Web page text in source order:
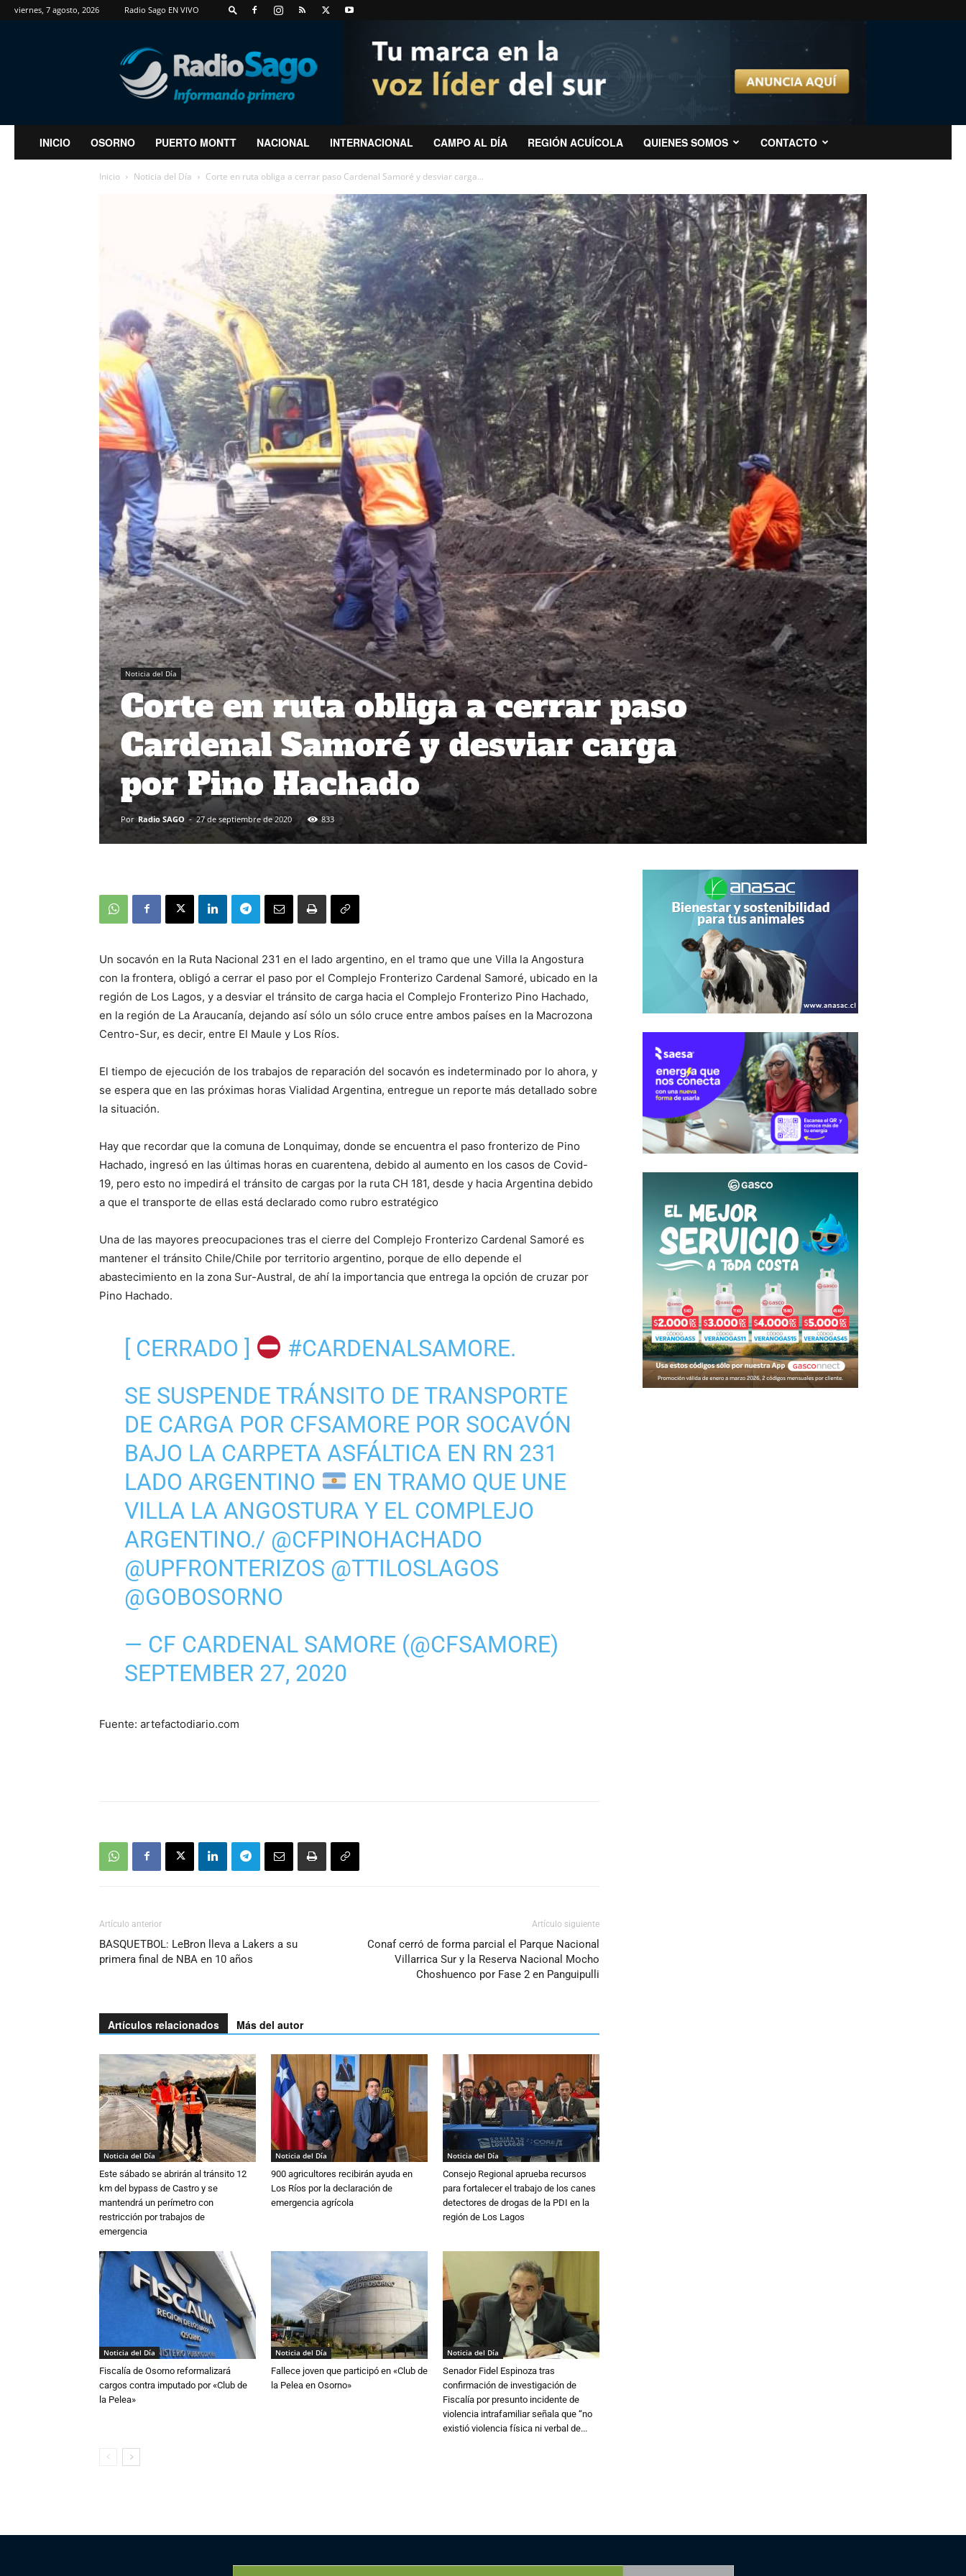
viernes, 7 agosto, 2026 Radio Sago EN VIVO
RadioSago
INICIO OSORNO PUERTO MONTT NACIONAL INTERNACIONAL CAMPO AL DÍA REGIÓN ACUÍCOLA QUIENES SOMOS CONTACTO
Inicio Noticia del Día Corte en ruta obliga a cerrar paso Cardenal Samoré y desviar carga...
Noticia del Día
Corte en ruta obliga a cerrar paso
Cardenal Samoré y desviar carga
por Pino Hachado
Por Radio SAGO - 27 de septiembre de 2020 833
Un socavón en la Ruta Nacional 231 en el lado argentino, en el tramo que une Villa la Angostura
con la frontera, obligó a cerrar el paso por el Complejo Fronterizo Cardenal Samoré, ubicado en la
región de Los Lagos, y a desviar el tránsito de carga hacia el Complejo Fronterizo Pino Hachado,
en la región de La Araucanía, dejando así sólo un sólo cruce entre ambos países en la Macrozona
Centro-Sur, es decir, entre El Maule y Los Ríos.
El tiempo de ejecución de los trabajos de reparación del socavón es indeterminado por lo ahora, y
se espera que en las próximas horas Vialidad Argentina, entregue un reporte más detallado sobre
la situación.
Hay que recordar que la comuna de Lonquimay, donde se encuentra el paso fronterizo de Pino
Hachado, ingresó en las últimas horas en cuarentena, debido al aumento en los casos de Covid-
19, pero esto no impedirá el tránsito de cargas por la ruta CH 181, desde y hacia Argentina debido
a que el transporte de ellas está declarado como rubro estratégico
Una de las mayores preocupaciones tras el cierre del Complejo Fronterizo Cardenal Samoré es
mantener el tránsito Chile/Chile por territorio argentino, porque de ello depende el
abastecimiento en la zona Sur-Austral, de ahí la importancia que entrega la opción de cruzar por
Pino Hachado.
[ CERRADO ] #CARDENALSAMORE.
SE SUSPENDE TRÁNSITO DE TRANSPORTE
DE CARGA POR CFSAMORE POR SOCAVÓN
BAJO LA CARPETA ASFÁLTICA EN RN 231
LADO ARGENTINO
EN TRAMO QUE UNE
VILLA LA ANGOSTURA Y EL COMPLEJO
ARGENTINO./ @CFPINOHACHADO
@UPFRONTERIZOS @TTILOSLAGOS
@GOBOSORNO
— CF CARDENAL SAMORE (@CFSAMORE)
SEPTEMBER 27, 2020
Fuente: artefactodiario.com
Artículo anterior
BASQUETBOL: LeBron lleva a Lakers a su
primera final de NBA en 10 años
Artículo siguiente
Conaf cerró de forma parcial el Parque Nacional
Villarrica Sur y la Reserva Nacional Mocho
Choshuenco por Fase 2 en Panguipulli
Artículos relacionados Más del autor
Noticia del Día
Este sábado se abrirán al tránsito 12
km del bypass de Castro y se
mantendrá un perímetro con
restricción por trabajos de
emergencia
Noticia del Día
900 agricultores recibirán ayuda en
Los Ríos por la declaración de
emergencia agrícola
Noticia del Día
Consejo Regional aprueba recursos
para fortalecer el trabajo de los canes
detectores de drogas de la PDI en la
región de Los Lagos
Noticia del Día
Fiscalía de Osorno reformalizará
cargos contra imputado por «Club de
la Pelea»
Noticia del Día
Fallece joven que participó en «Club de
la Pelea en Osorno»
Noticia del Día
Senador Fidel Espinoza tras
confirmación de investigación de
Fiscalía por presunto incidente de
violencia intrafamiliar señala que “no
existió violencia física ni verbal de...